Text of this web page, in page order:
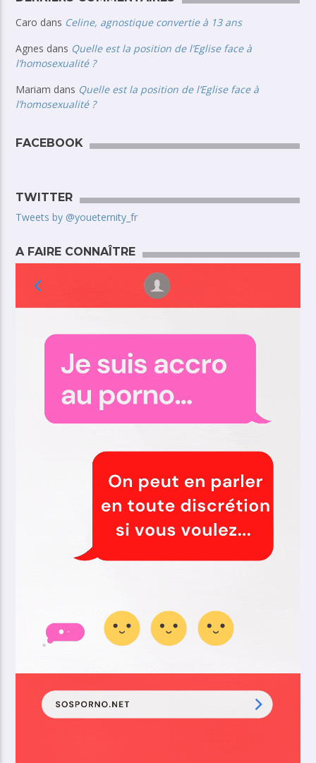
Caro dans Celine, agnostique convertie à 13 ans
Agnes dans Quelle est la position de l’Eglise face à
l’homosexualité ?
Mariam dans Quelle est la position de l’Eglise face à
l’homosexualité ?
FACEBOOK
TWITTER
Tweets by @youeternity_fr
A FAIRE CONNAÎTRE